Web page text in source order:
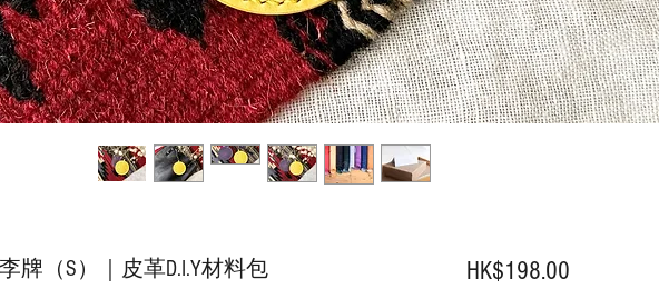
李牌（S）｜皮革D.I.Y材料包 HK$198.00價